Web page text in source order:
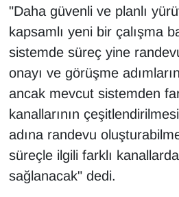
"Daha güvenli ve planlı
kapsamlı yeni bir çalışma
sistemde süreç yine
onayı ve görüşme
ancak mevcut sistemden
kanallarının
adına randevu
süreçle ilgili farklı
sağlanacak" dedi.